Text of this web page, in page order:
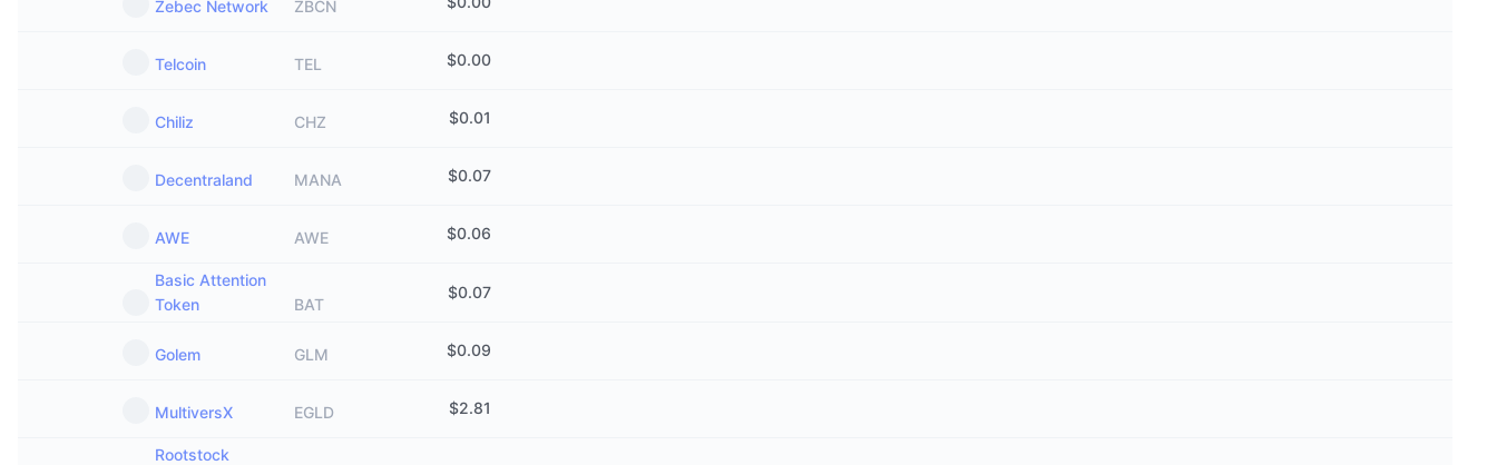
Zebec Network ZBCN
Telcoin TEL $0.00
Chiliz CHZ $0.01
Decentraland MANA $0.07
AWE AWE $0.06
Basic Attention
Token
BAT
$0.07
Golem GLM $0.09
MultiversX EGLD $2.81
Rootstock